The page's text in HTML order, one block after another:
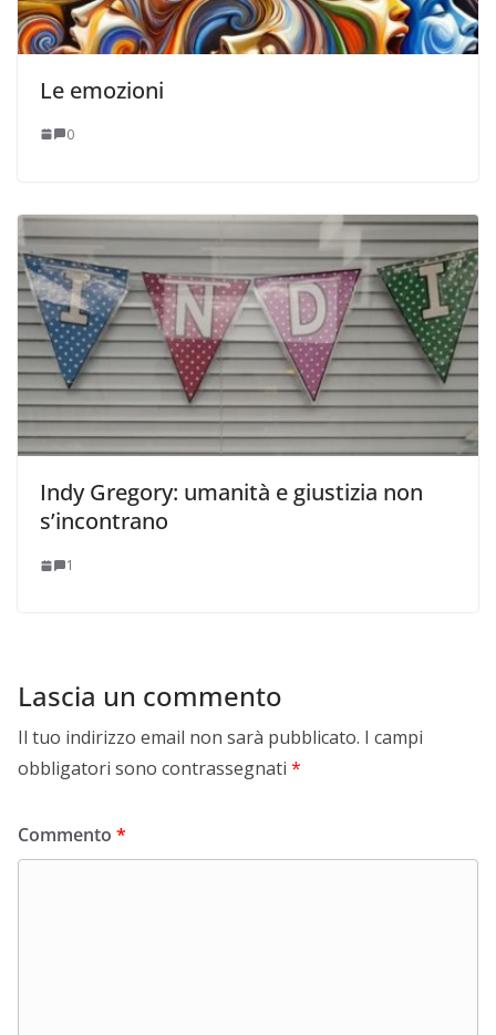
Le emozioni
0
Indy Gregory: umanità e giustizia non
s’incontrano
1
Lascia un commento
Il tuo indirizzo email non sarà pubblicato. I campi
obbligatori sono contrassegnati *
Commento *